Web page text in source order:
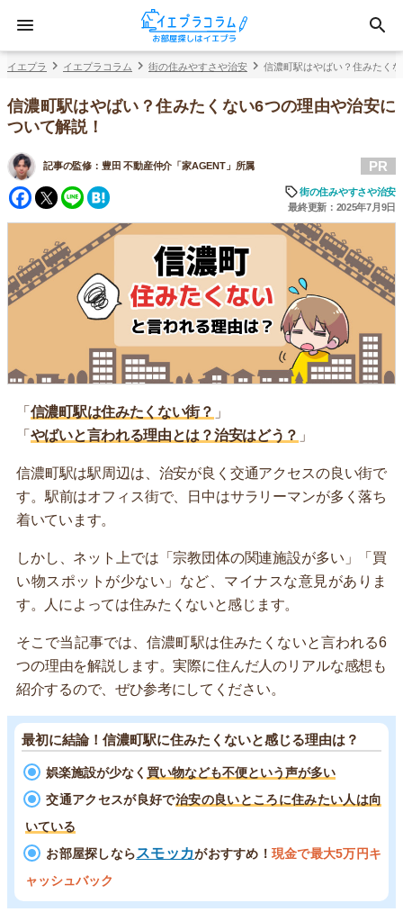
イエプラ イエプラコラム 街の住みやすさや治安 信濃町駅はやばい？住みたく
信濃町駅はやばい？住みたくない6つの理由や治安に
ついて解説！
記事の監修： 豊田 不動産仲介「家AGENT」所属
Facebook
Twitter
Line
PR
街の住みやすさや治安
最終更新：2025年7月9日
「 信濃町駅は住みたくない街？ 」
「 やばいと言われる理由とは？治安はどう？ 」
信濃町駅は駅周辺は、治安が良く交通アクセスの良い街で
す。駅前はオフィス街で、日中はサラリーマンが多く落ち
着いています。
しかし、ネット上では「宗教団体の関連施設が多い」「買
い物スポットが少ない」など、マイナスな意見がありま
す。人によっては住みたくないと感じます。
そこで当記事では、信濃町駅は住みたくないと言われる6
つの理由を解説します。実際に住んだ人のリアルな感想も
紹介するので、ぜひ参考にしてください。
最初に結論！信濃町駅に住みたくないと感じる理由は？
娯楽施設が少なく 買い物なども不便という声が多い
交通アクセスが良好で治安の良いところに住みたい人は向
いている
お部屋探しならスモッカがおすすめ！ 現金で最大5万円キ
ャッシュバック